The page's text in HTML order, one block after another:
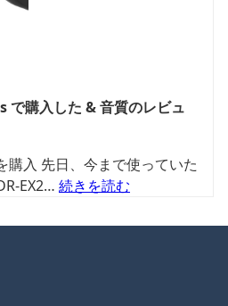
で購入した & 音質のレビュ
購入 先日、今まで使っていた
EX2… 続きを読む